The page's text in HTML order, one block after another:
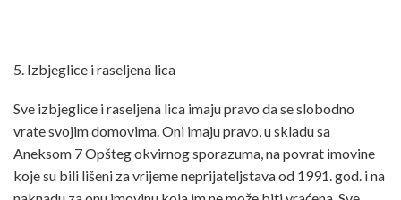
5. Izbjeglice i raseljena lica
Sve izbjeglice i raseljena lica imaju pravo da se slobodno
vrate svojim domovima. Oni imaju pravo, u skladu sa
Aneksom 7 Opšteg okvirnog sporazuma, na povrat imovine
koje su bili lišeni za vrijeme neprijateljstava od 1991. god. i na